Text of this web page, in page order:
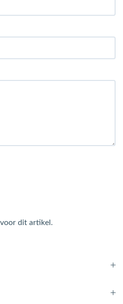
dit artikel.